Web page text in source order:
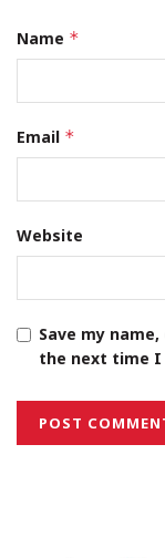
Name *
Email *
Website
Save my
the next time I